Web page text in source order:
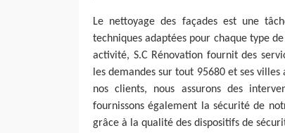
Le nettoyage des façades est une
techniques adaptées pour chaque type
activité, S.C Rénovation fournit des
les demandes sur tout 95680 et ses
nos clients, nous assurons des
fournissons également la sécurité de
grâce à la qualité des dispositifs de